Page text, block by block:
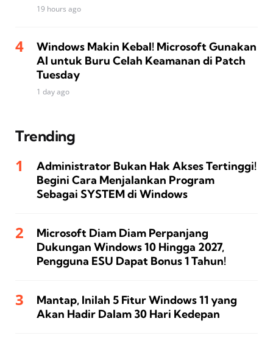
19 hours ago
Windows Makin Kebal! Microsoft Gunakan
AI untuk Buru Celah Keamanan di Patch
Tuesday
1 day ago
Trending
Administrator Bukan Hak Akses Tertinggi!
Begini Cara Menjalankan Program
Sebagai SYSTEM di Windows
Microsoft Diam Diam Perpanjang
Dukungan Windows 10 Hingga 2027,
Pengguna ESU Dapat Bonus 1 Tahun!
Mantap, Inilah 5 Fitur Windows 11 yang
Akan Hadir Dalam 30 Hari Kedepan